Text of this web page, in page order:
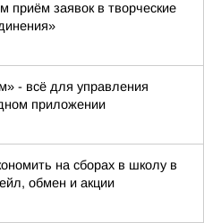
приём заявок в творческие
- всё для управления
приложении
на сборах в школу в
обмен и акции